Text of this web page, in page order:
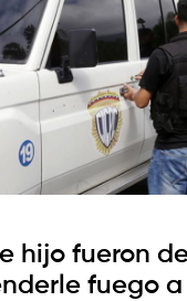
hijo fueron
fuego